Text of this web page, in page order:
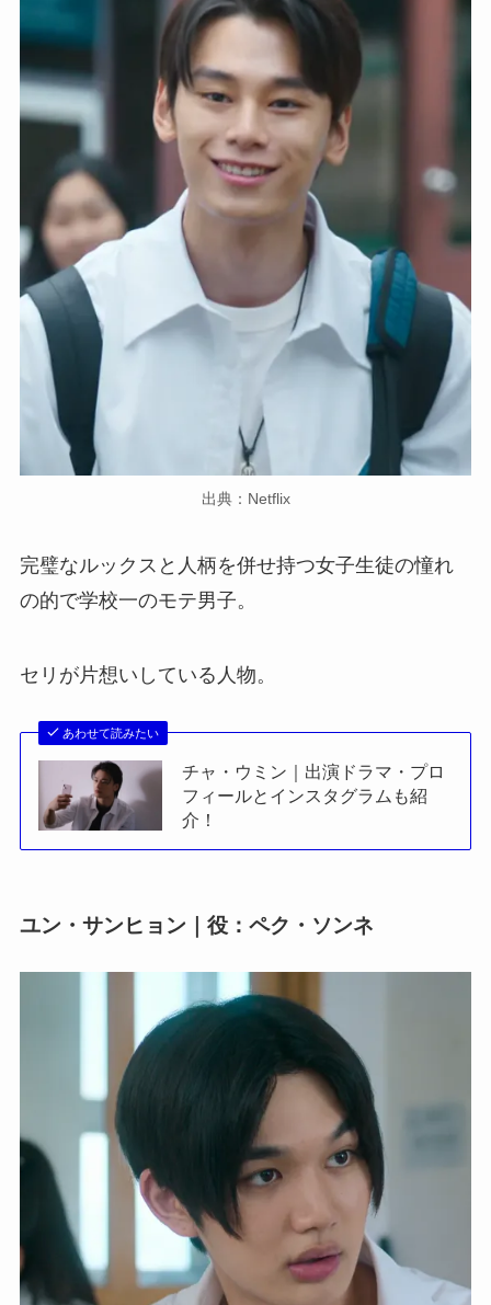
出典：Netflix
完璧なルックスと人柄を併せ持つ女子生徒の憧れ
の的で学校一のモテ男子。
セリが片想いしている人物。
あわせて読みたい
チャ・ウミン｜出演ドラマ・プロ
フィールとインスタグラムも紹
介！
ユン・サンヒョン｜役：ペク・ソンネ